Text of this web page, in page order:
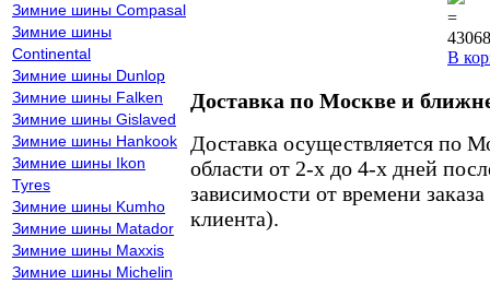
Зимние шины Compasal
Зимние шины
Continental
Зимние шины Dunlop
Зимние шины Falken
Зимние шины Gislaved
Зимние шины Hankook
Зимние шины Ikon
Tyres
Зимние шины Kumho
Зимние шины Matador
Зимние шины Maxxis
Зимние шины Michelin
=
В
Доставка по Москве и
Доставка осуществляется по
области от 2-х до 4-х дней
зависимости от времени
клиента).